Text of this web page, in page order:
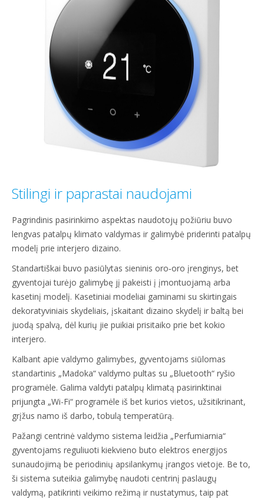
Stilingi ir paprastai naudojami
Pagrindinis pasirinkimo aspektas naudotojų požiūriu buvo
lengvas patalpų klimato valdymas ir galimybė priderinti patalpų
modelį prie interjero dizaino.
Standartiškai buvo pasiūlytas sieninis oro‑oro įrenginys, bet
gyventojai turėjo galimybę jį pakeisti į įmontuojamą arba
kasetinį modelį. Kasetiniai modeliai gaminami su skirtingais
dekoratyviniais skydeliais, įskaitant dizaino skydelį ir baltą bei
juodą spalvą, dėl kurių jie puikiai prisitaiko prie bet kokio
interjero.
Kalbant apie valdymo galimybes, gyventojams siūlomas
standartinis „Madoka“ valdymo pultas su „Bluetooth“ ryšio
programėle. Galima valdyti patalpų klimatą pasirinktinai
prijungta „Wi-Fi“ programėle iš bet kurios vietos, užsitikrinant,
grįžus namo iš darbo, tobulą temperatūrą.
Pažangi centrinė valdymo sistema leidžia „Perfumiarnia“
gyventojams reguliuoti kiekvieno buto elektros energijos
sunaudojimą be periodinių apsilankymų įrangos vietoje. Be to,
ši sistema suteikia galimybę naudoti centrinį paslaugų
valdymą, patikrinti veikimo režimą ir nustatymus, taip pat